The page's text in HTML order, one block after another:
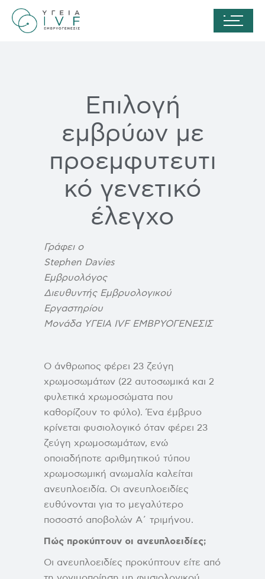
Επιλογή
εμβρύων με
προεμφυτευτι
κό γενετικό
έλεγχο
Γράφει ο
Stephen Davies
Εμβρυολόγος
Διευθυντής Εμβρυολογικού
Εργαστηρίου
Μονάδα ΥΓΕΙΑ IVF ΕΜΒΡΥΟΓΕΝΕΣΙΣ
Ο άνθρωπος φέρει 23 ζεύγη
χρωμοσωμάτων (22 αυτοσωμικά και 2
φυλετικά χρωμοσώματα που
καθορίζουν το φύλο). Ένα έμβρυο
κρίνεται φυσιολογικό όταν φέρει 23
ζεύγη χρωμοσωμάτων, ενώ
οποιαδήποτε αριθμητικού τύπου
χρωμοσωμική ανωμαλία καλείται
ανευπλοειδία. Οι ανευπλοειδίες
ευθύνονται για το μεγαλύτερο
ποσοστό αποβολών Α΄ τριμήνου.
Πώς προκύπτουν οι ανευπλοειδίες;
Οι ανευπλοειδίες προκύπτουν είτε από